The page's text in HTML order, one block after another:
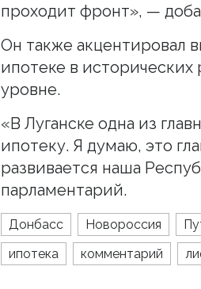
проходит фронт», —
Он также акцентировал
ипотеке в исторических
уровне.
«В Луганске одна из
ипотеку. Я думаю, это
развивается наша
парламентарий.
Донбасс Новороссия
ипотека
комментарий